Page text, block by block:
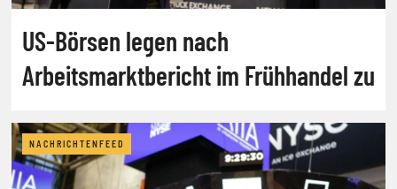
US-Börsen legen nach
Arbeitsmarktbericht im Frühhandel zu
NACHRICHTENFEED